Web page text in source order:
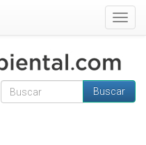
Formulario de
Buscar